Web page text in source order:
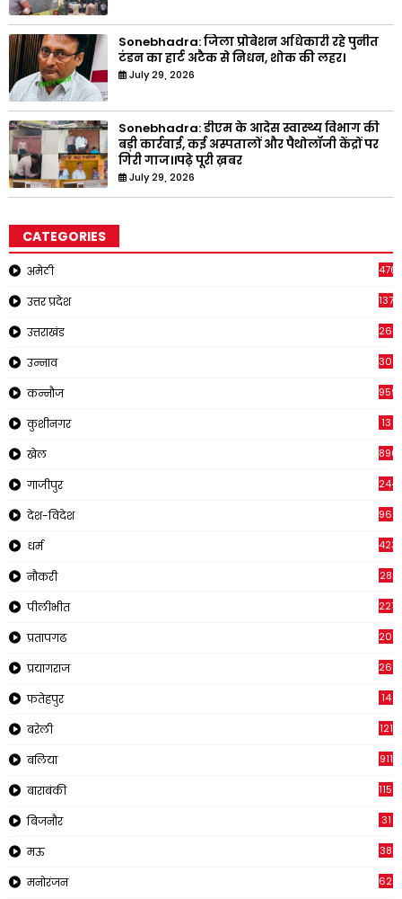
Sonebhadra: जिला प्रोबेशन अधिकारी रहे पुनीत
टंडन का हार्ट अटैक से निधन, शोक की लहर।
July 29, 2026
Sonebhadra: डीएम के आदेस स्वास्थ्य विभाग की
बड़ी कार्रवाई, कई अस्पतालों और पैथोलॉजी केंद्रों पर
गिरी गाज।।पढ़े पूरी ख़बर
July 29, 2026
CATEGORIES
अमेठी
उत्तर प्रदेश 1378
उत्तराखंड
उन्नाव 308
कन्नौज 959
कुशीनगर 13
खेल 896
गाजीपुर 244
देश-विदेश 961
धर्म 423
नौकरी 28
पीलीभीत 2218
प्रतापगढ
प्रयागराज 269
फतेहपुर 14
बरेली 121
बलिया 911
बाराबंकी 1150
बिजनौर 31
मऊ 38
मनोरंजन 620